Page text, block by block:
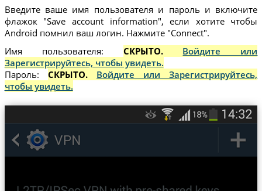
Введите ваше имя пользователя и пароль и включите
флажок "Save account information", если хотите чтобы
Android помнил ваш логин. Нажмите "Connect".
Имя пользователя: СКРЫТО. Войдите или
Зарегистрируйтесь, чтобы увидеть.
Пароль: СКРЫТО. Войдите или Зарегистрируйтесь,
чтобы увидеть.